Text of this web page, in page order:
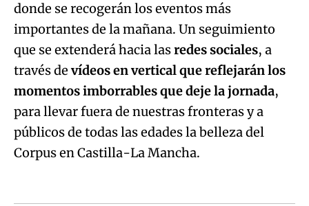
donde se recogerán los eventos más
importantes de la mañana. Un seguimiento
que se extenderá hacia lasredes sociales, a
través devídeos en vertical que reflejarán los
momentos imborrables que deje la jornada,
para llevar fuera de nuestras fronteras y a
públicos de todas las edades la belleza del
Corpus en Castilla-La Mancha.